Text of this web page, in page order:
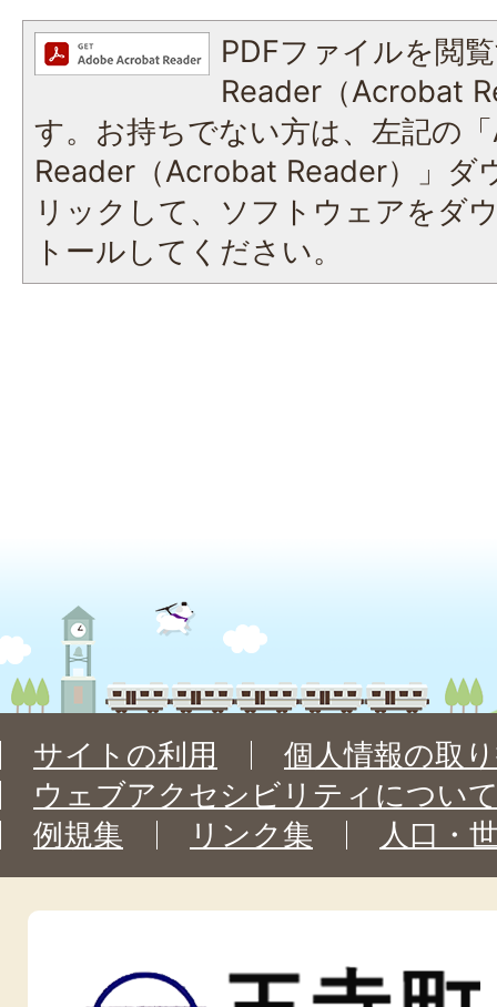
PDFファイルを閲
Reader（Acrobat
す。お持ちでない方は、左記の
Reader（Acrobat Reader）」ダ
リックして、ソフトウェアをダ
トールしてください。
サイトの利用
個人情報の取
ウェブアクセシビリティについ
例規集
リンク集 人口・
王